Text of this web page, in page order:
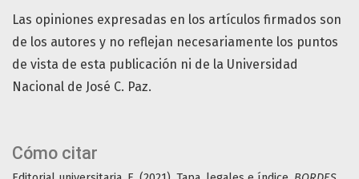
Cómo citar
Las opiniones expresadas en los artículos firmados son
de los autores y no reflejan necesariamente los puntos
de vista de esta publicación ni de la Universidad
Nacional de José C. Paz.